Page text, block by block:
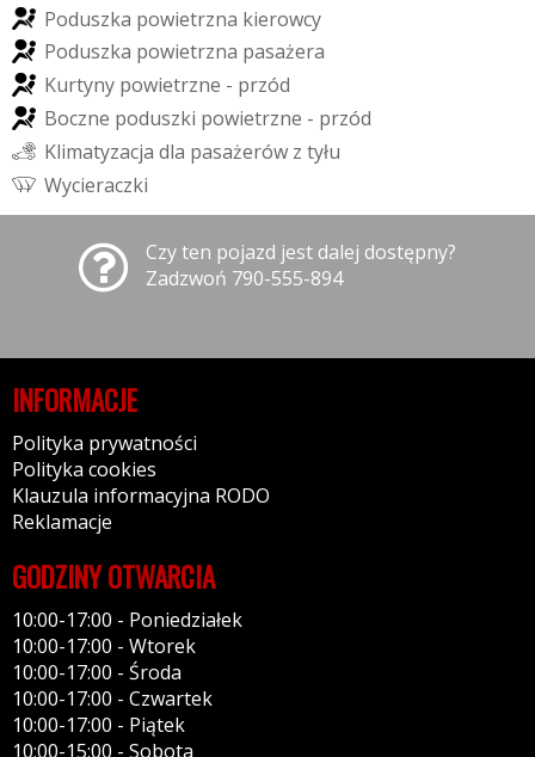
Poduszka powietrzna kierowcy
Poduszka powietrzna pasażera
Kurtyny powietrzne - przód
Boczne poduszki powietrzne - przód
Klimatyzacja dla pasażerów z tyłu
Wycieraczki
Czy ten pojazd jest dalej dostępny?
Zadzwoń 790-555-894
INFORMACJE
Polityka prywatności
Polityka cookies
Klauzula informacyjna RODO
Reklamacje
GODZINY OTWARCIA
10:00-17:00 - Poniedziałek
10:00-17:00 - Wtorek
10:00-17:00 - Środa
10:00-17:00 - Czwartek
10:00-17:00 - Piątek
10:00-15:00 - Sobota